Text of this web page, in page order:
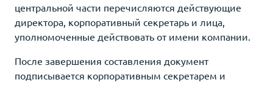
центральной части перечисляются действующие
директора, корпоративный секретарь и лица,
уполномоченные действовать от имени компании.
После завершения составления документ
подписывается корпоративным секретарем и